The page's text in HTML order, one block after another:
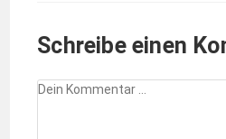
Schreibe einen